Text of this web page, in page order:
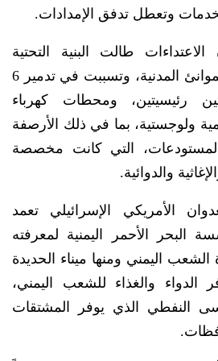
وتعطل تدفق الإمدادات.
طالت البنية التحتية
والمنشآت التشغيلية للموانئ المدنية، وتسببت في تدمير 6
رئيسيتين، ومحطات كهرباء
ولوجستية، بما في ذلك الأرصفة
التي كانت مخصصة
والدوائية.
الأمريكي الإسرائيلي تعمد
البحر الأحمر اليمنية لمعرفته
الشعب اليمني ومنها ميناء الحديدة
الدواء والغذاء للشعب اليمني،
النفطي الذي يوفر المشتقات